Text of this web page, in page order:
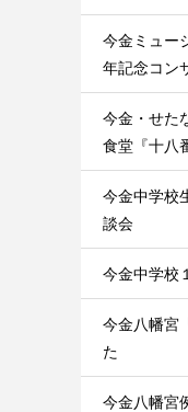
今金ミュー
年記念コン
今金・せた
食堂『十八
今金中学校
談会
今金中学校
今金八幡宮
た
今金八幡宮